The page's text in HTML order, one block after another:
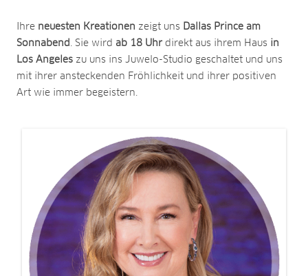
Ihre neuesten Kreationen zeigt uns Dallas Prince am
Sonnabend. Sie wird ab 18 Uhr direkt aus ihrem Haus in
Los Angeles zu uns ins Juwelo-Studio geschaltet und uns
mit ihrer ansteckenden Fröhlichkeit und ihrer positiven
Art wie immer begeistern.